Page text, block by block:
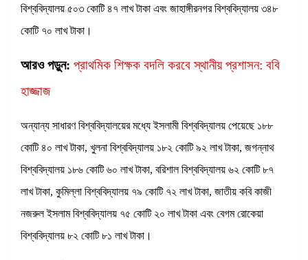
বিশ্ববিদ্যালয় ৫০৩ কোটি ৪৭ লাখ টাকা এবং জাহাঙ্গীরনগর বিশ্ববিদ্যালয় ৩৪৮
কোটি ৭০ লাখ টাকা।
আরও পড়ুন: প্রাথমিক শিক্ষক বদলি করবে স্থানীয় প্রশাসন: ববি
হাজ্জাজ
অন্যান্য সাধারণ বিশ্ববিদ্যালয়ের মধ্যে ইসলামী বিশ্ববিদ্যালয় পেয়েছে ১৮৮
কোটি ৪০ লাখ টাকা, খুলনা বিশ্ববিদ্যালয় ১৮২ কোটি ৯২ লাখ টাকা, জগন্নাথ
বিশ্ববিদ্যালয় ১৮৬ কোটি ৬০ লাখ টাকা, বরিশাল বিশ্ববিদ্যালয় ৬২ কোটি ৮৭
লাখ টাকা, কুমিল্লা বিশ্ববিদ্যালয় ৭৯ কোটি ৭২ লাখ টাকা, জাতীয় কবি কাজী
নজরুল ইসলাম বিশ্ববিদ্যালয় ৭৫ কোটি ২০ লাখ টাকা এবং বেগম রোকেয়া
বিশ্ববিদ্যালয় ৮২ কোটি ৮১ লাখ টাকা।